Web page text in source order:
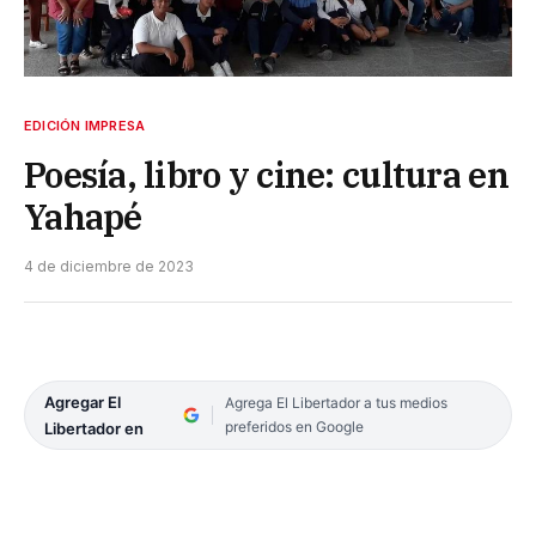
EDICIÓN IMPRESA
Poesía, libro y cine: cultura en
Yahapé
4 de diciembre de 2023
Agregar El
Libertador en
Agrega El Libertador a tus medios
preferidos en Google